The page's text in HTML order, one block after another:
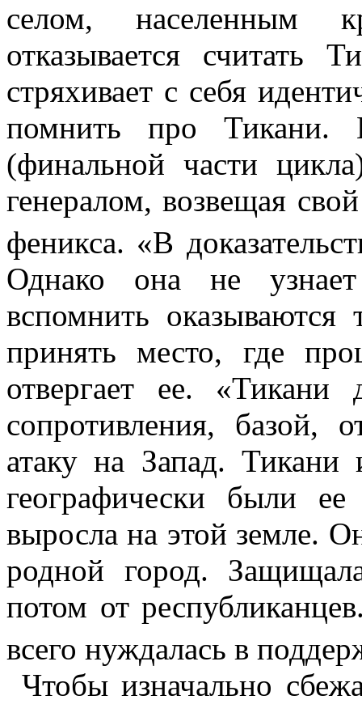
селом, населенным
отказывается считать
стряхивает с себя
помнить про Тикани.
(финальной части
генералом, возвещая
феникса. «В
Однако она не
вспомнить
принять место, где
отвергает ее. «Тикани
сопротивления, базой,
атаку на Запад. Тикани
географически были
выросла на этой земле.
родной город.
потом от
всего нуждалась в
Чтобы изначально